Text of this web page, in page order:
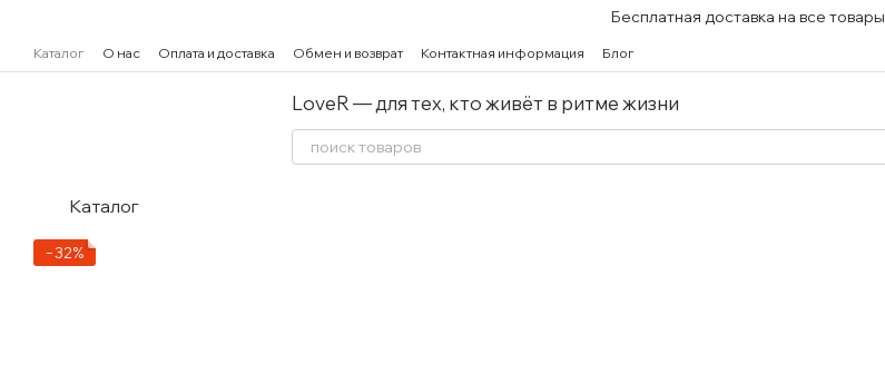
Бесплатная доставка на все товары
Каталог О нас Оплата и доставка Обмен и возврат Контактная информация Блог
LoveR — для тех, кто живёт в ритме жизни
Каталог
−32%